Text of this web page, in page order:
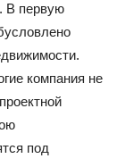
В первую
компания не
под